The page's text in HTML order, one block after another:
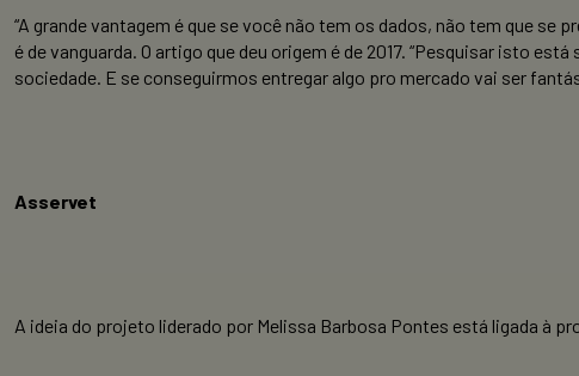
“A grande vantagem é que se você não tem os dados, não tem que
é de vanguarda. O artigo que deu origem é de 2017. “Pesquisar isto
sociedade. E se conseguirmos entregar algo pro mercado vai ser
Asservet
A ideia do projeto liderado por Melissa Barbosa Pontes está ligada à